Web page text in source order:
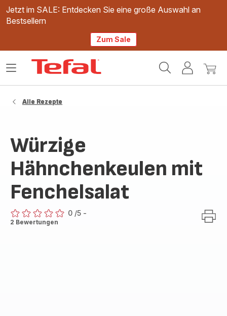
Jetzt im SALE: Entdecken Sie eine große Auswahl an
Bestsellern
Zum Sale
Mein
Mein
Das
Alle Rezepte
Würzige
Hähnchenkeulen mit
Fenchelsalat
ratings.0
0 /5 -
2 Bewertungen